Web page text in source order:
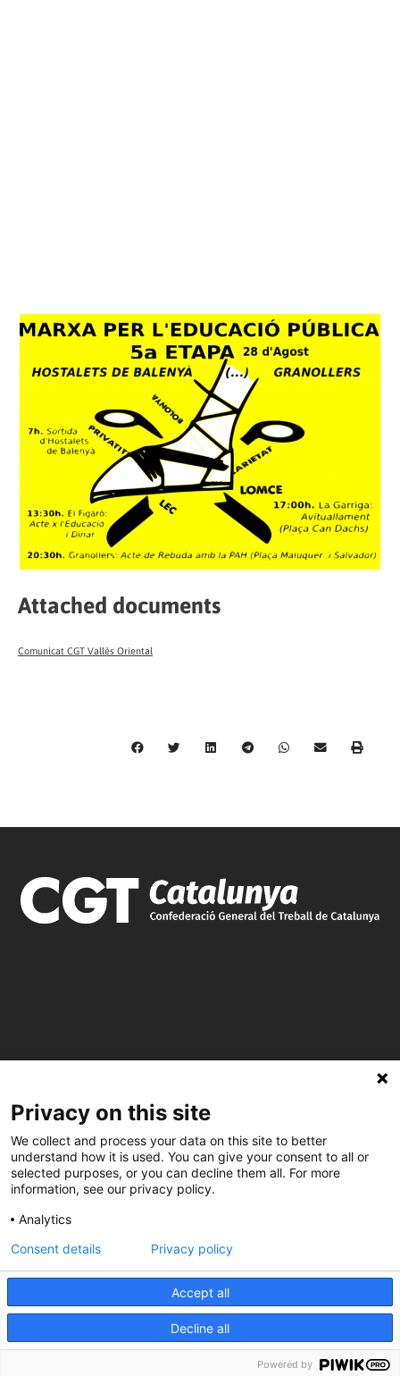
Attached documents
Comunicat CGT Vallès Oriental
935 120 481
@CGTCatalunya
Privacy on this site
We collect and process your data on this site to better
understand how it is used. You can give your consent to all or
selected purposes, or you can decline them all. For more
information, see our privacy policy.
Analytics
Accept all
Decline all
Consent details Privacy policy
Powered by